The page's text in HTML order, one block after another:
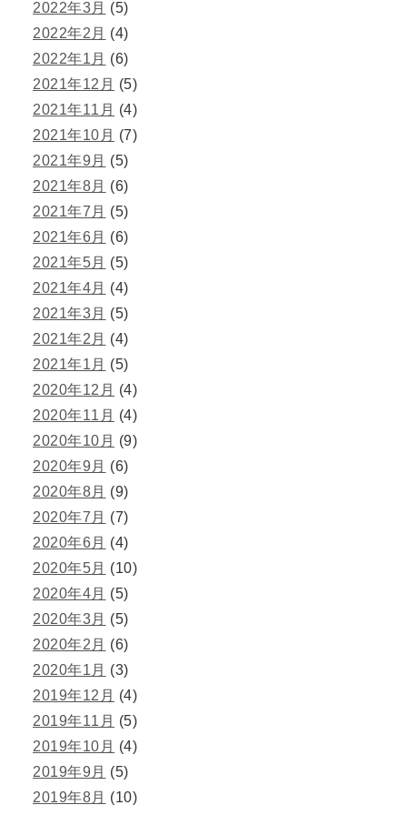
2022年3月 (5)
2022年2月 (4)
2022年1月 (6)
2021年12月 (5)
2021年11月 (4)
2021年10月 (7)
2021年9月 (5)
2021年8月 (6)
2021年7月 (5)
2021年6月 (6)
2021年5月 (5)
2021年4月 (4)
2021年3月 (5)
2021年2月 (4)
2021年1月 (5)
2020年12月 (4)
2020年11月 (4)
2020年10月 (9)
2020年9月 (6)
2020年8月 (9)
2020年7月 (7)
2020年6月 (4)
2020年5月 (10)
2020年4月 (5)
2020年3月 (5)
2020年2月 (6)
2020年1月 (3)
2019年12月 (4)
2019年11月 (5)
2019年10月 (4)
2019年9月 (5)
2019年8月 (10)